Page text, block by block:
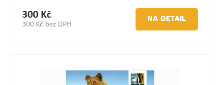
300 Kč
300 Kč bez DPH
NA DETAIL